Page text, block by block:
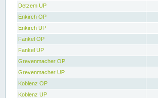
Detzem UP
Enkirch OP
Enkirch UP
Fankel OP
Fankel UP
Grevenmacher OP
Grevenmacher UP
Koblenz OP
Koblenz UP